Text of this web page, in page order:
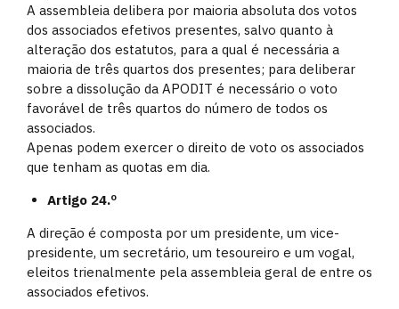
A assembleia delibera por maioria absoluta dos votos
dos associados efetivos presentes, salvo quanto à
alteração dos estatutos, para a qual é necessária a
maioria de três quartos dos presentes; para deliberar
sobre a dissolução da APODIT é necessário o voto
favorável de três quartos do número de todos os
associados.
Apenas podem exercer o direito de voto os associados
que tenham as quotas em dia.
Artigo 24.º
A direção é composta por um presidente, um vice-
presidente, um secretário, um tesoureiro e um vogal,
eleitos trienalmente pela assembleia geral de entre os
associados efetivos.